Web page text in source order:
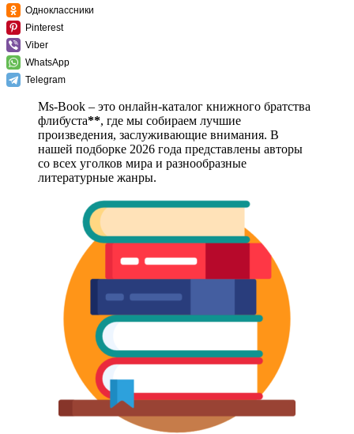
Одноклассники
Pinterest
Viber
WhatsApp
Telegram
Ms-Book – это онлайн-каталог книжного братства
флибуста**, где мы собираем лучшие
произведения, заслуживающие внимания. В
нашей подборке 2026 года представлены авторы
со всех уголков мира и разнообразные
литературные жанры.